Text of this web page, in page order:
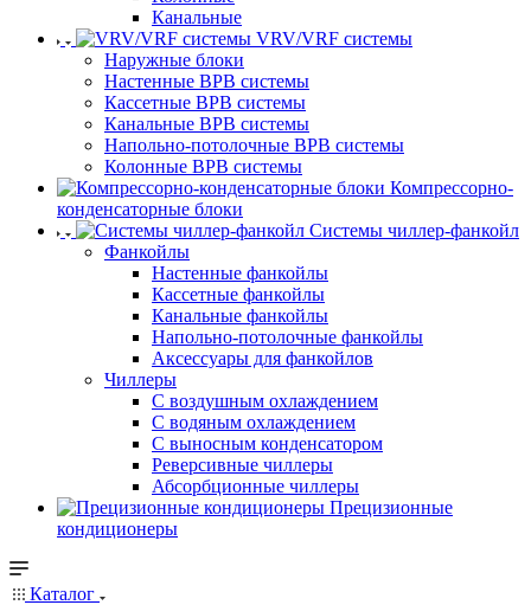
Канальные
VRV/VRF системы
Наружные блоки
Настенные ВРВ системы
Кассетные ВРВ системы
Канальные ВРВ системы
Напольно-потолочные ВРВ системы
Колонные ВРВ системы
Компрессорно-
конденсаторные блоки
Системы чиллер-фанкойл
Фанкойлы
Настенные фанкойлы
Кассетные фанкойлы
Канальные фанкойлы
Напольно-потолочные фанкойлы
Аксессуары для фанкойлов
Чиллеры
С воздушным охлаждением
С водяным охлаждением
С выносным конденсатором
Реверсивные чиллеры
Абсорбционные чиллеры
Прецизионные
кондиционеры
Каталог